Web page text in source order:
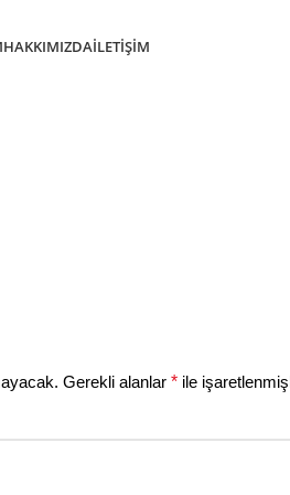
HAKKIMIZDAİLETIŞIM
Gerekli alanlar * ile